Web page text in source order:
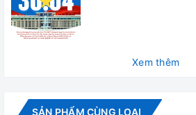
✅ Hệ thống chân không hỗ trợ đuổi
quá trình tiệt trùng. Đồng thời
Xem thêm
SẢN PHẨM CÙNG LOẠI